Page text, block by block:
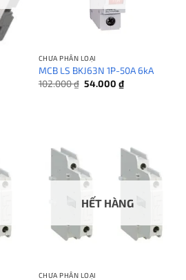
CHƯA PHÂN LOẠI
MCB LS BKJ63N 1P-50A 6kA
102.000₫ Giá
gốc
54.000 ₫Giá
hiện
HẾT HÀNG
CHƯA PHÂN LOẠI